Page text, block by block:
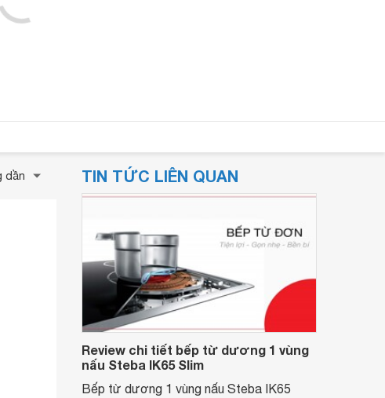
dần TIN TỨC LIÊN QUAN
Review chi tiết bếp từ dương 1 vùng
nấu Steba IK65 Slim
Bếp từ dương 1 vùng nấu Steba IK65